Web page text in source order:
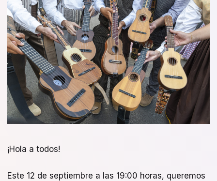
¡Hola a todos!
Este 12 de septiembre a las 19:00 horas, queremos